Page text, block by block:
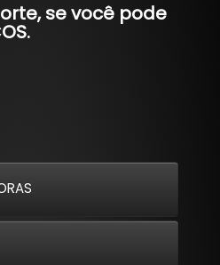
se você pode